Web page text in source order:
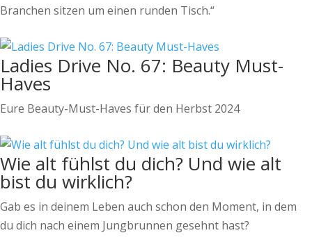
Branchen sitzen um einen runden Tisch.“
Ladies Drive No. 67: Beauty Must-
Haves
Eure Beauty-Must-Haves für den Herbst 2024
Wie alt fühlst du dich? Und wie alt
bist du wirklich?
Gab es in deinem Leben auch schon den Moment, in dem
du dich nach einem Jungbrunnen gesehnt hast?